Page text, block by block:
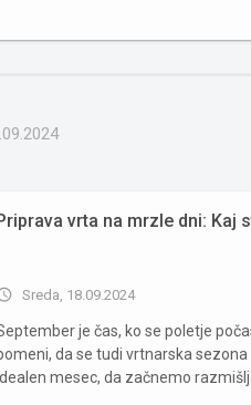
Priprava vrta na mrzle dni: Kaj
Sreda, 18.09.2024
je čas, ko se poletje
da se tudi vrtnarska sezona
mesec, da začnemo